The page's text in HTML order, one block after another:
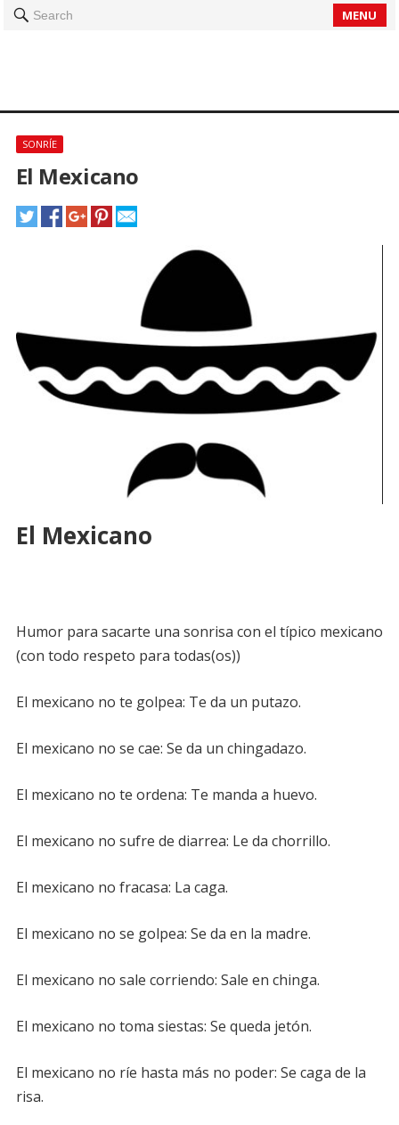
Search MENU
SONRÍE
El Mexicano
El Mexicano
Humor para sacarte una sonrisa con el típico mexicano
(con todo respeto para todas(os))
El mexicano no te golpea: Te da un putazo.
El mexicano no se cae: Se da un chingadazo.
El mexicano no te ordena: Te manda a huevo.
El mexicano no sufre de diarrea: Le da chorrillo.
El mexicano no fracasa: La caga.
El mexicano no se golpea: Se da en la madre.
El mexicano no sale corriendo: Sale en chinga.
El mexicano no toma siestas: Se queda jetón.
El mexicano no ríe hasta más no poder: Se caga de la
risa.